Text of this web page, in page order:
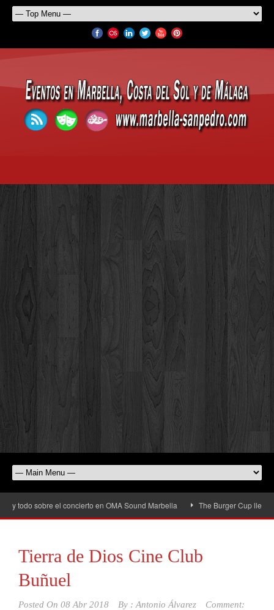
sobre el concierto en OMA Sound Marbella The Burger Cup llega a
Tierra de Dios Cine Club
Buñuel
Posted On 08 Abr 2018 By : Antonio Álvarez
Comment: